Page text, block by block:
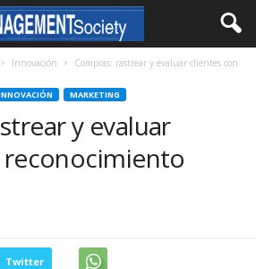
Innovación
Compras: rastrear y evaluar clientes con
MARKETING
y evaluar
Twitter